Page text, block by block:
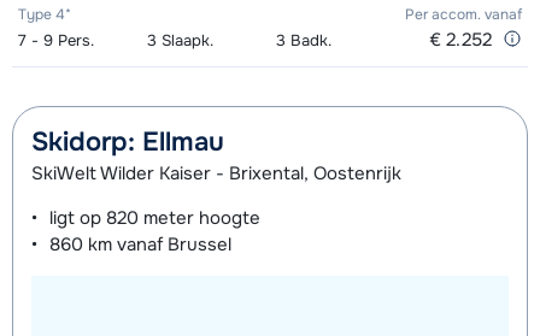
Type 4* Per accom. vanaf
7 - 9 Pers. 3 Slaapk. 3 Badk. € 2.252
Skidorp: Ellmau
SkiWelt Wilder Kaiser - Brixental, Oostenrijk
ligt op 820 meter hoogte
860 km vanaf Brussel